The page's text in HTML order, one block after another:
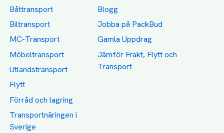
Båttransport
Biltransport
MC-Transport
Möbeltransport
Utlandstransport
Flytt
Förråd och lagring
Transportnäringen i
Sverige
Blogg
Jobba på PackBud
Gamla Uppdrag
Jämför Frakt, Flytt och
Transport